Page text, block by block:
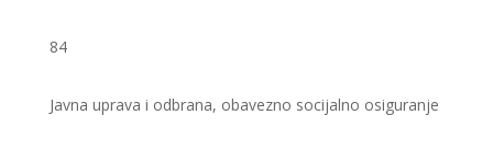
84
Javna uprava i odbrana, obavezno socijalno osiguranje